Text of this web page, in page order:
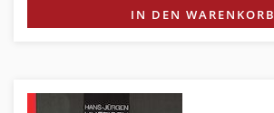
IN DEN WARENKORB